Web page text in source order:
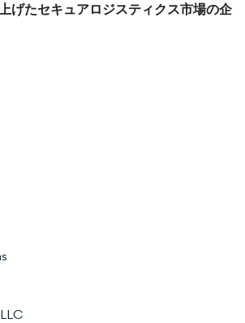
。再利用にはCC BY 4.0の表示が必要です。
げたセキュアロジスティクス市場の企